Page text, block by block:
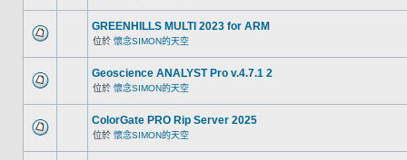
GREENHILLS MULTI 2023 for ARM
位於 懷念SIMON的天空
Geoscience ANALYST Pro v.4.7.1 2
位於 懷念SIMON的天空
ColorGate PRO Rip Server 2025
位於 懷念SIMON的天空